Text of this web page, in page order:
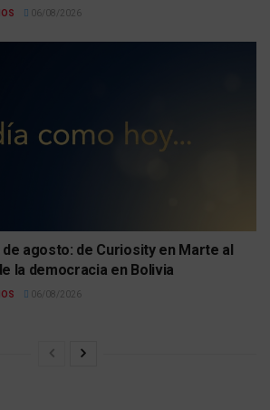
06/08/2026
de agosto: de Curiosity en Marte al
la democracia en Bolivia
06/08/2026